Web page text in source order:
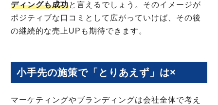
ディングも成功と言えるでしょう。そのイメージが
ポジティブな口コミとして広がっていけば、その後
の継続的な売上UPも期待できます。
小手先の施策で「とりあえず」は×
マーケティングやブランディングは会社全体で考え